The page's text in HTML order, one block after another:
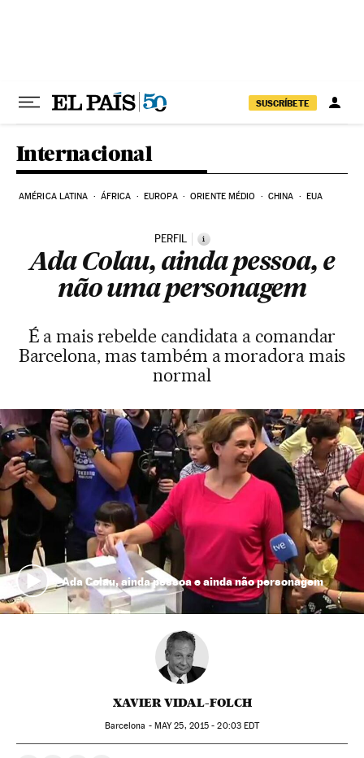
SUSCRÍBETE
Internacional
AMÉRICA LATINA ÁFRICA EUROPA ORIENTE MÉDIO CHINA EUA
PERFIL i
Ada Colau, ainda pessoa, e
não uma personagem
É a mais rebelde candidata a comandar
Barcelona, mas também a moradora mais
normal
Ada Colau, ainda pessoa e ainda não personagem
XAVIER VIDAL-FOLCH
Barcelona - MAY25, 2015 - 20:03EDT